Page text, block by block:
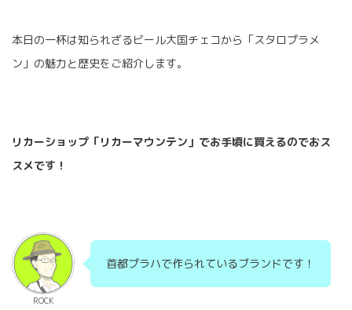
本日の一杯は知られざるビール大国チェコから「スタロプラメ
ン」の魅力と歴史をご紹介します。
リカーショップ「リカーマウンテン」でお手頃に買えるのでおス
スメです！
ROCK
首都プラハで作られているブランドです！